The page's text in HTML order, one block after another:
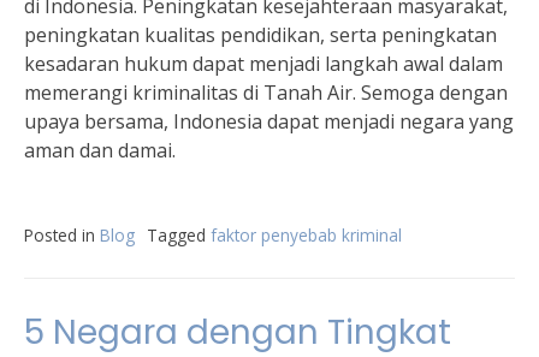
di Indonesia. Peningkatan kesejahteraan masyarakat,
peningkatan kualitas pendidikan, serta peningkatan
kesadaran hukum dapat menjadi langkah awal dalam
memerangi kriminalitas di Tanah Air. Semoga dengan
upaya bersama, Indonesia dapat menjadi negara yang
aman dan damai.
Posted in Blog Tagged faktor penyebab kriminal
5 Negara dengan Tingkat